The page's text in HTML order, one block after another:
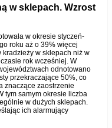
w sklepach. Wzrost
w okresie styczeń-
roku aż o 39% więcej
kradzieży w sklepach niż w
rok wcześniej. W
odnotowano
przekraczające 50%, co
znaczące zaostrzenie
tym samym okresie liczba
w dużych sklepach.
ich alarmujący